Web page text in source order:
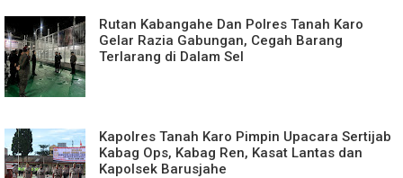
Rutan Kabangahe Dan Polres Tanah Karo
Gelar Razia Gabungan, Cegah Barang
Terlarang di Dalam Sel
Kapolres Tanah Karo Pimpin Upacara Sertijab
Kabag Ops, Kabag Ren, Kasat Lantas dan
Kapolsek Barusjahe